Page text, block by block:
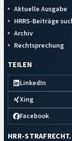
Aktuelle Ausgabe
HRRS-Beiträge
Archiv
Rechtsprechung
TEILEN
LinkedIn
Xing
Facebook
HRR-